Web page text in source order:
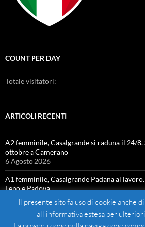
COUNT PER DAY
Totale visitatori:
ARTICOLI RECENTI
A2 femminile, Casalgrande si raduna il 24/8.
ottobre a Camerano
6 Agosto 2026
A1 femminile, Casalgrande Padana al
Leno e Padova
4 Agosto 2026
Il presente sito fa uso di cookie anche
all'informativa estesa per